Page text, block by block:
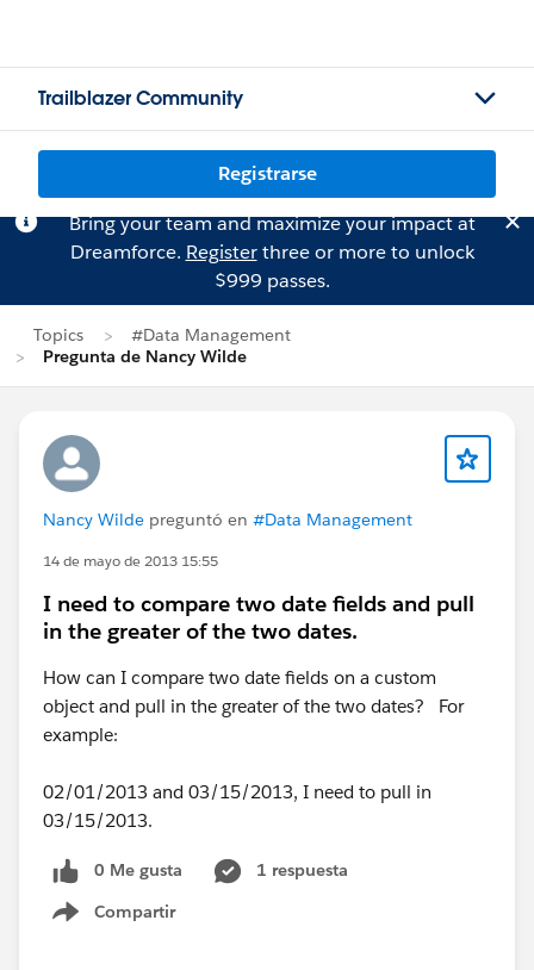
Trailblazer Community
Registrarse
Bring your team and maximize your impact at
Dreamforce. Registerthree or more to unlock
$999 passes.
Topics
#Data Management
Pregunta de Nancy Wilde
Nancy Wilde preguntó en #Data Management
14 de mayo de 2013 15:55
I need to compare two date fields and pull
in the greater of the two dates.
How can I compare two date fields on a custom
object and pull in the greater of the two dates? For
example:
02/01/2013 and 03/15/2013, I need to pull in
03/15/2013.
0 Me gusta
1 respuesta
Compartir
Show menu